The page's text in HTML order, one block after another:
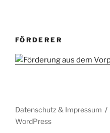
FÖRDERER
Datenschutz & Impressum
WordPress